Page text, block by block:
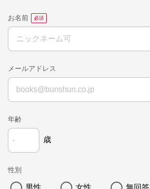
お名前
メールアドレス
年齢
歳
性別